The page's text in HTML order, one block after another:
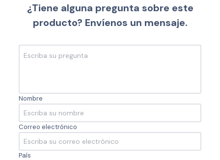
¿Tiene alguna pregunta sobre este
producto? Envíenos un mensaje.
Nombre
Correo electrónico
País